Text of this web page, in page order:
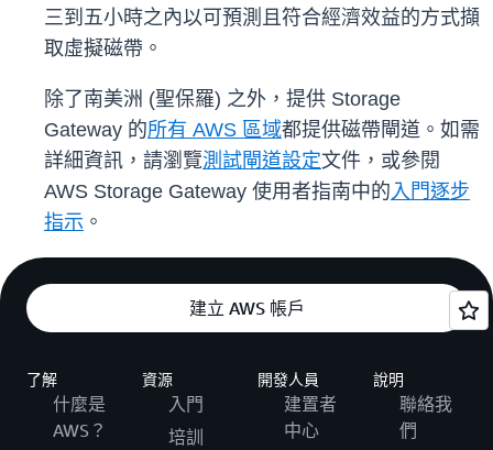
三到五小時之內以可預測且符合經濟效益的方式擷
取虛擬磁帶。
除了南美洲 (聖保羅) 之外，提供 Storage
Gateway 的所有 AWS 區域都提供磁帶閘道。如需
詳細資訊，請瀏覽測試閘道設定文件，或參閱
AWS Storage Gateway 使用者指南中的入門逐步
指示 。
建立 AWS 帳戶
了解
什麼是
AWS？
資源
入門
培訓
開發人員
建置者
中心
說明
聯絡我
們